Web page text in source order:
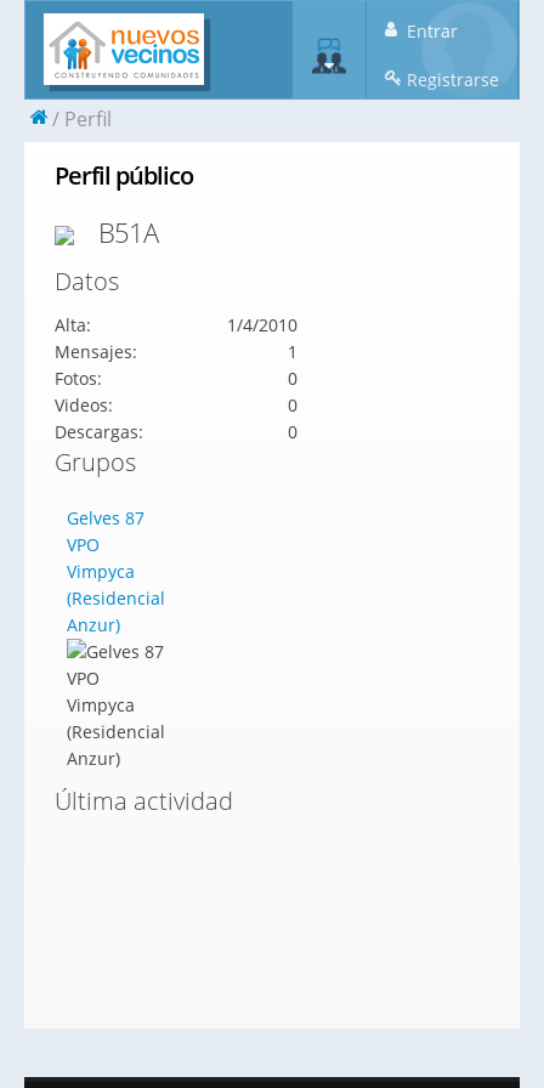
Entrar
Registrarse
Perfil
Perfil público
B51A
Datos
Alta:
1/4/2010
Mensajes:
1
Fotos:
0
Videos:
0
Descargas:
0
Grupos
Gelves 87
VPO
Vimpyca
(Residencial
Anzur)
Última actividad